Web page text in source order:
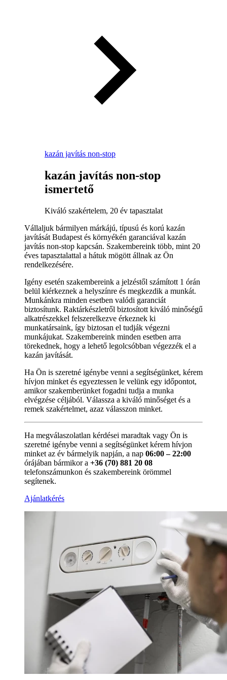
kazán javítás non-stop
kazán javítás non-stop
ismertető
Kiváló szakértelem, 20 év tapasztalat
Vállaljuk bármilyen márkájú, típusú és korú kazán
javítását Budapest és környékén garanciával kazán
javítás non-stop kapcsán. Szakembereink több, mint 20
éves tapasztalattal a hátuk mögött állnak az Ön
rendelkezésére.
Igény esetén szakembereink a jelzéstől számított 1 órán
belül kiérkeznek a helyszínre és megkezdik a munkát.
Munkánkra minden esetben valódi garanciát
biztosítunk. Raktárkészletről biztosított kiváló minőségű
alkatrészekkel felszerelkezve érkeznek ki
munkatársaink, így biztosan el tudják végezni
munkájukat. Szakembereink minden esetben arra
törekednek, hogy a lehető legolcsóbban végezzék el a
kazán javítását.
Ha Ön is szeretné igénybe venni a segítségünket, kérem
hívjon minket és egyeztessen le velünk egy időpontot,
amikor szakemberünket fogadni tudja a munka
elvégzése céljából. Válassza a kiváló minőséget és a
remek szakértelmet, azaz válasszon minket.
Ha megválaszolatlan kérdései maradtak vagy Ön is
szeretné igénybe venni a segítségünket kérem hívjon
minket az év bármelyik napján, a nap 06:00 – 22:00
órájában bármikor a +36 (70) 881 20 08
telefonszámunkon és szakembereink örömmel
segítenek.
Ajánlatkérés